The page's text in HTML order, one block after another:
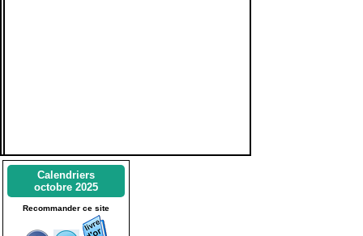
Calendriers
octobre 2025
Recommander ce site